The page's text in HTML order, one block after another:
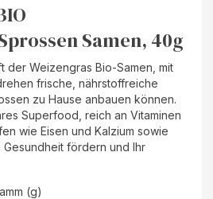
Samen, 40g
der Weizengras Bio-Samen, mit
frische, nährstoffreiche
zu Hause anbauen können.
Superfood, reich an Vitaminen
wie Eisen und Kalzium sowie
fördern und Ihr
(g)